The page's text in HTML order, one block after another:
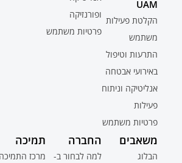
UAM
הקלטת פעילות
משתמש
התרעות וטיפול
באירועי אבטחה
אנליטיקה וניתוח
פעילות
פרטיות משתמש
ופורנזיקה
פרטיות משתמש
משאבים
הבלוג
החברה
למה לבחור ב-
תמיכה
מרכז התמיכה